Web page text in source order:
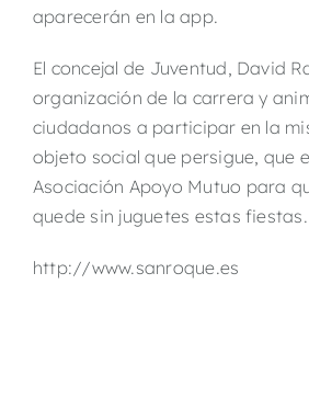
aparecerán en la app.
El concejal de Juventud, David
organización de la carrera y
ciudadanos a participar en la
objeto social que persigue, que
Asociación Apoyo Mutuo para
quede sin juguetes estas fiestas.
http://www.sanroque.es